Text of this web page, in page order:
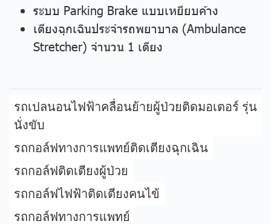
ระบบ Parking Brake แบบเหยียบค้าง
เตียงฉุกเฉินประจำรถพยาบาล (Ambulance
Stretcher) จำนวน 1 เตียง
รถเปลนอนไฟฟ้าคลื่อนย้ายผู้ป่วยติดมอเตอร์ รุ่น
นั่งขับ
รถกอล์ฟทางการแพทย์ติดเตียงฉุกเฉิน
รถกอล์ฟติดเตียงผู้ป่วย
รถกอล์ฟไฟฟ้าติดเตียงคนไข้
รถกอล์ฟทางการแพทย์